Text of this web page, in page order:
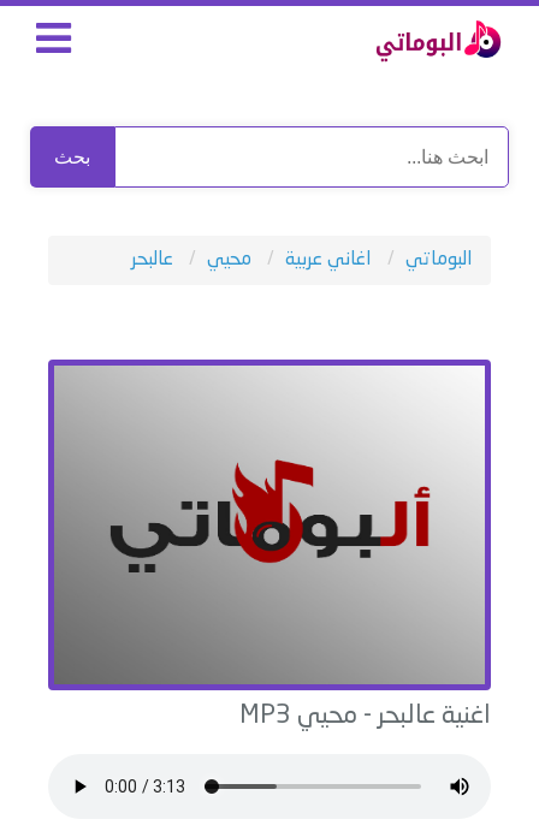
بحث
البوماتي اغاني عربية محيي عالبحر
اغنية عالبحر - محيي